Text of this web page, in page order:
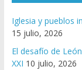
Iglesia y pueblos
15 julio, 2026
El desafío de
XXI 10 julio, 2026